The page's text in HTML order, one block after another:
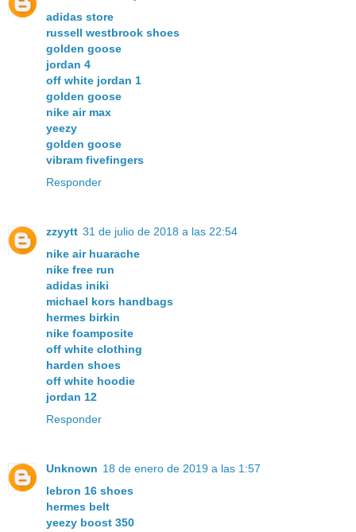
adidas store
russell westbrook shoes
golden goose
jordan 4
off white jordan 1
golden goose
nike air max
yeezy
golden goose
vibram fivefingers
Responder
zzyytt 31 de julio de 2018 a las 22:54
nike air huarache
nike free run
adidas iniki
michael kors handbags
hermes birkin
nike foamposite
off white clothing
harden shoes
off white hoodie
jordan 12
Responder
Unknown 18 de enero de 2019 a las 1:57
lebron 16 shoes
hermes belt
yeezy boost 350